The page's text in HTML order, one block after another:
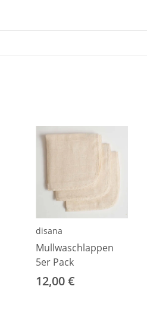
disana
Mullwaschlappen
5er Pack
12,00 €